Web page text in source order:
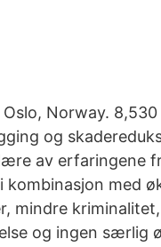
Norway.
og
av erfaringene
kombinasjon med
mindre
og ingen særlig